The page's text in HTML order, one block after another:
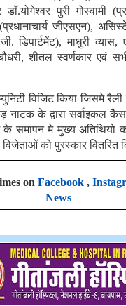
पुरी गोस्वामी
जीएसएन),
डिपार्टमेंट), माधुरी व्यास,
चौधरी, शीतल स्वर्णकार एवं
विजिट किया जिसमे रैली
नाटक के द्वारा सर्वाइकल
के समापन मे मुख्य अतिथियो
को पुरस्कार वितरित
on Facebook,
News